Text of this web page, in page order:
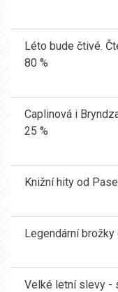
Léto bude čtivé.
80 %
Caplinová i
25 %
Knižní hity od
Legendární brožky
Velké letní slevy -